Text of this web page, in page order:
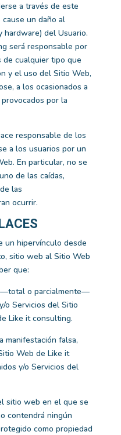
a través de este
un daño al
del Usuario.
será responsable por
de cualquier tipo que
y el uso del Sitio Web,
a los ocasionados a
por la
responsable de los
a los usuarios por un
En particular, no se
de las caídas,
las
ocurrir.
un hipervínculo desde
sitio web al Sitio Web
que:
—total o parcialmente—
o Servicios del Sitio
Like it consulting.
manifestación falsa,
Web de Like it
y/o Servicios del
sitio web en el que se
contendrá ningún
como propiedad